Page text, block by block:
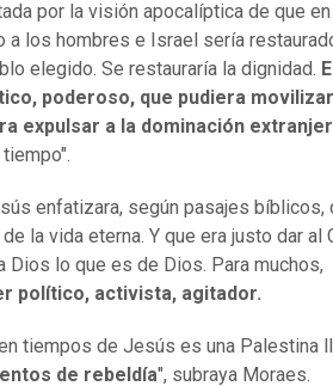
por la visión apocalíptica de que en
los hombres e Israel sería
elegido. Se restauraría la dignidad.
poderoso, que pudiera
expulsar a la dominación
enfatizara, según pasajes bíblicos,
la vida eterna. Y que era justo dar al
Dios lo que es de Dios. Para muchos,
político, activista, agitador.
tiempos de Jesús es una Palestina
de rebeldía", subraya Moraes.